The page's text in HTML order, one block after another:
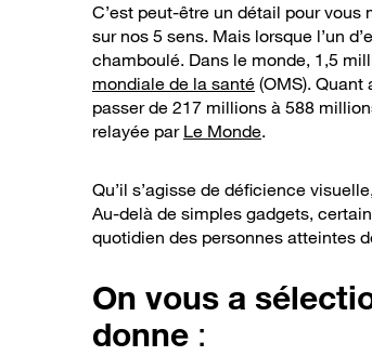
C’est peut-être un détail pour
sur nos 5 sens. Mais lorsque l’un
chamboulé. Dans le monde, 1,5
mondiale de la santé (OMS).
passer de 217 millions à 588
relayée par Le Monde.
Qu’il s’agisse de déficience
Au-delà de simples gadgets,
quotidien des personnes atteintes
On vous a
donne :